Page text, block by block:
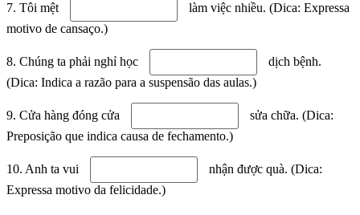
7. Tôi mệt
làm việc nhiều. (Dica: Expressa
motivo de cansaço.)
8. Chúng ta phải nghỉ học
dịch bệnh.
(Dica: Indica a razão para a suspensão das aulas.)
9. Cửa hàng đóng cửa
sửa chữa. (Dica:
Preposição que indica causa de fechamento.)
10. Anh ta vui
nhận được quà. (Dica:
Expressa motivo da felicidade.)